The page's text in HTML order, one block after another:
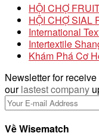
HỘI CHỢ
HỘI CHỢ SIAL
International
Intertextile
Khám Phá Cơ
Newsletter for receive
ourlastest company
Về Wisematch